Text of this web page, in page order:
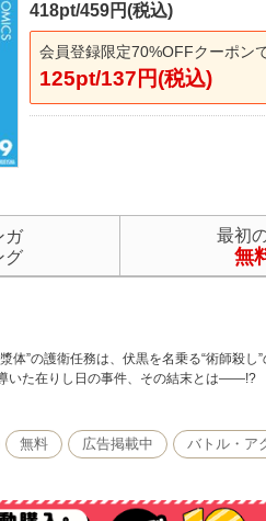
418pt/459円(税込)
会員登録限定70%OFFクーポン
125pt/137円(税込)
ガ
グ
最初
無
体”の護衛任務は、伏黒を名乗る“術師
いた在りし日の事件、その結末とは――!?
無料 広告掲載中 バトル・ア